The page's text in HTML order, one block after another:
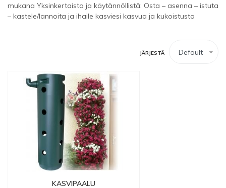
mukana Yksinkertaista ja käytännöllistä: Osta – asenna – istuta
– kastele/lannoita ja ihaile kasviesi kasvua ja kukoistusta
JÄRJESTÄ Default
KASVIPAALU